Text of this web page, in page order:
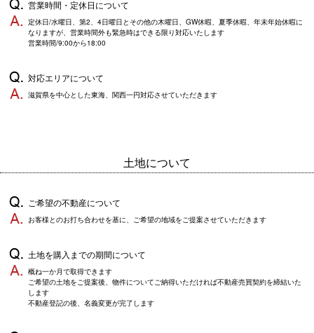
営業時間・定休日について
定休日/水曜日、第2、4日曜日とその他の木曜日、GW休暇、夏季休暇、年末年始休暇に
なりますが、営業時間外も緊急時はできる限り対応いたします
営業時間/9:00から18:00
対応エリアについて
滋賀県を中心とした東海、関西一円対応させていただきます
土地について
ご希望の不動産について
お客様とのお打ち合わせを基に、ご希望の地域をご提案させていただきます
土地を購入までの期間について
概ね一か月で取得できます
ご希望の土地をご提案後、物件についてご納得いただければ不動産売買契約を締結いた
します
不動産登記の後、名義変更が完了します